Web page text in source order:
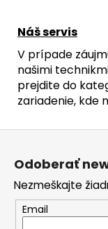
Náš servis
V prípade
našimi
prejdite do
zariadenie, kde
Z
Odoberať
Nezmeškajte
Email